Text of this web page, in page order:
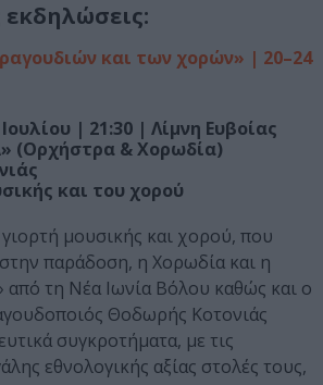
εκδηλώσεις:
και των χορών» | 20–24
| 21:30 | Λίμνη Ευβοίας
(Ορχήστρα & Χορωδία)
και του χορού
μουσικής και χορού, που
παράδοση, η Χορωδία και η
τη Νέα Ιωνία Βόλου καθώς και ο
Θοδωρής Κοτονιάς
συγκροτήματα, με τις
εθνολογικής αξίας στολές τους,